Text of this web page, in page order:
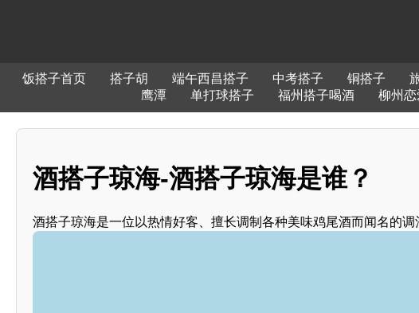
饭搭子首页 搭子胡 端午西昌搭子 中考搭子 铜搭子
鹰潭
单打球搭子 福州搭子喝酒 柳州
酒搭子琼海-酒搭子琼海是谁？
酒搭子琼海是一位以热情好客、擅长调制各种美味鸡尾酒而闻名的调